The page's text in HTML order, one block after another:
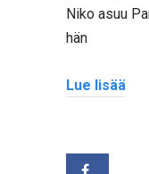
Niko asuu
hän
Lue lisää